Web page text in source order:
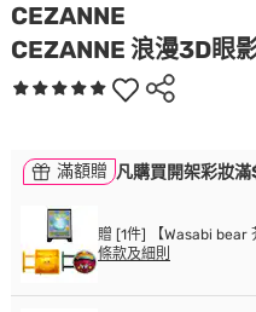
CEZANNE
CEZANNE 浪漫3D
滿額贈 凡購買開架彩妝
贈 [1件] 【Wasabi bear
條款及細則